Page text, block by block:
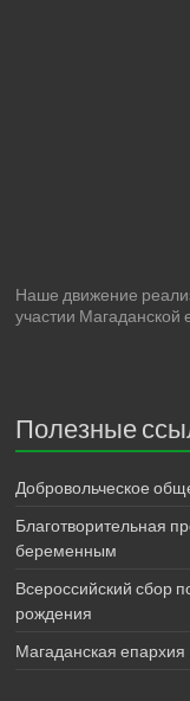
Наше движение
участии Магаданской
Полезные
Добровольческое
Благотворительная
беременным
Всероссийский сбор
рождения
Магаданская епархия